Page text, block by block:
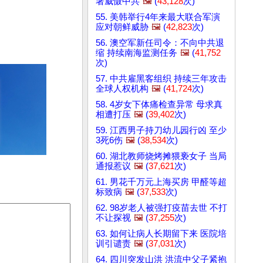
55. 美韩举行4年来最大联合军演
应对朝鲜威胁 🖼️ (42,823次)
56. 澳空军新任司令：不向中共退
缩 持续南海监测任务 🖼️ (41,752
次)
57. 中共雇黑客组织 持续三年攻击
全球人权机构 🖼️ (41,724次)
58. 4岁女下体痛检查异常 母求真
相遭打压 🖼️ (39,402次)
59. 江西男子持刀幼儿园行凶 至少
3死6伤 🖼️ (38,534次)
60. 湖北教师烧烤摊猥亵女子 当局
通报惹议 🖼️ (37,621次)
61. 男花千万元上海买房 甲醛等超
标致病 🖼️ (37,533次)
62. 98岁老人被强打疫苗去世 不打
不让探视 🖼️ (37,255次)
63. 如何让病人长期留下来 医院培
训引谴责 🖼️ (37,031次)
64. 四川突发山洪 洪流中父子紧抱